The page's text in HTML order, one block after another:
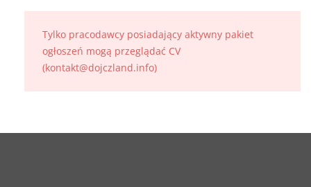
Tylko pracodawcy posiadający aktywny pakiet
ogłoszeń mogą przeglądać CV
(kontakt@dojczland.info)